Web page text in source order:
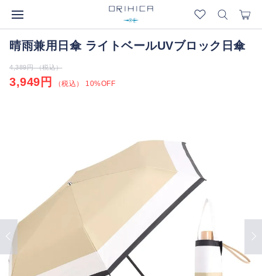
晴雨兼用日傘 ライトベールUVブロック日傘
4,389円 （税込）
3,949円 （税込） 10%OFF